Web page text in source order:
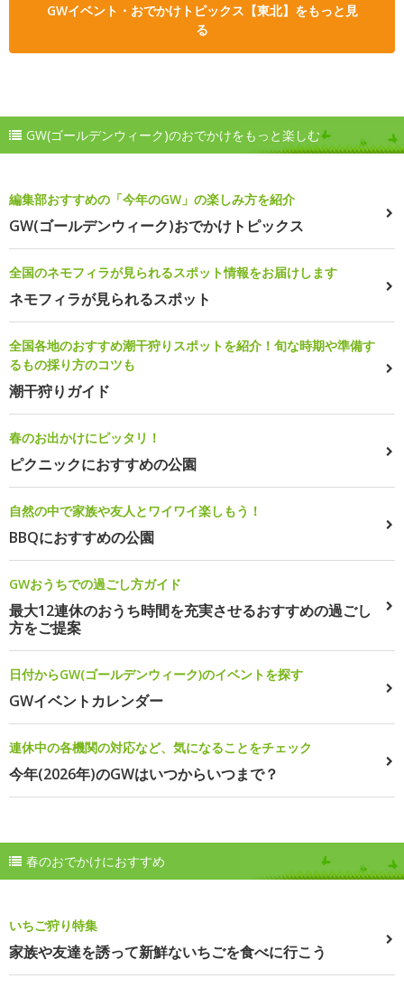
GWイベント・おでかけトピックス【東北】をもっと見
る
GW(ゴールデンウィーク)のおでかけをもっと楽しむ
編集部おすすめの「今年のGW」の楽しみ方を紹介
GW(ゴールデンウィーク)おでかけトピックス
全国のネモフィラが見られるスポット情報をお届けします
ネモフィラが見られるスポット
全国各地のおすすめ潮干狩りスポットを紹介！旬な時期や準備す
るもの採り方のコツも
潮干狩りガイド
春のお出かけにピッタリ！
ピクニックにおすすめの公園
自然の中で家族や友人とワイワイ楽しもう！
BBQにおすすめの公園
GWおうちでの過ごし方ガイド
最大12連休のおうち時間を充実させるおすすめの過ごし
方をご提案
日付からGW(ゴールデンウィーク)のイベントを探す
GWイベントカレンダー
連休中の各機関の対応など、気になることをチェック
今年(2026年)のGWはいつからいつまで？
春のおでかけにおすすめ
いちご狩り特集
家族や友達を誘って新鮮ないちごを食べに行こう